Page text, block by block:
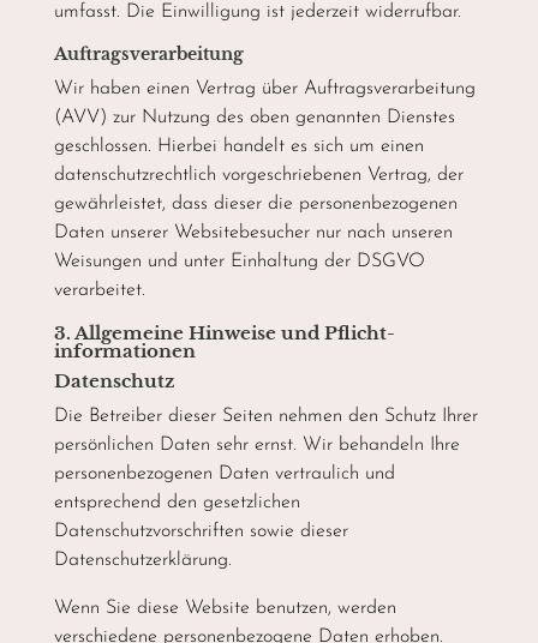
umfasst. Die Einwilligung ist jederzeit widerrufbar.
Auftragsverarbeitung
Wir haben einen Vertrag über Auftragsverarbeitung
(AVV) zur Nutzung des oben genannten Dienstes
geschlossen. Hierbei handelt es sich um einen
datenschutzrechtlich vorgeschriebenen Vertrag, der
gewährleistet, dass dieser die personenbezogenen
Daten unserer Websitebesucher nur nach unseren
Weisungen und unter Einhaltung der DSGVO
verarbeitet.
3. Allgemeine Hinweise und Pflicht­
informationen
Datenschutz
Die Betreiber dieser Seiten nehmen den Schutz Ihrer
persönlichen Daten sehr ernst. Wir behandeln Ihre
personenbezogenen Daten vertraulich und
entsprechend den gesetzlichen
Datenschutzvorschriften sowie dieser
Datenschutzerklärung.
Wenn Sie diese Website benutzen, werden
verschiedene personenbezogene Daten erhoben.